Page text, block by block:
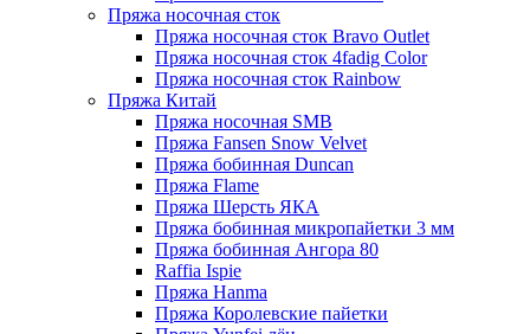
Пряжа носочная сток
Пряжа носочная сток Bravo Outlet
Пряжа носочная сток 4fadig Color
Пряжа носочная сток Rainbow
Пряжа Китай
Пряжа носочная SMB
Пряжа Fansen Snow Velvet
Пряжа бобинная Duncan
Пряжа Flame
Пряжа Шерсть ЯКА
Пряжа бобинная микропайетки 3 мм
Пряжа бобинная Ангора 80
Raffia Ispie
Пряжа Hanma
Пряжа Королевские пайетки